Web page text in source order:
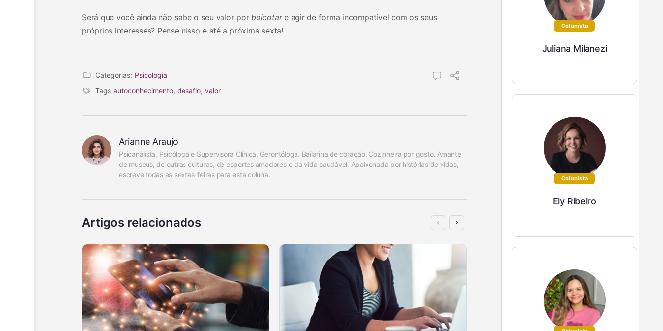
Será que você ainda não sabe o seu valor por boicotare agir de forma incompatível com os seus
próprios interesses? Pense nisso e até a próxima sexta!
Categorias: Psicologia
Tags autoconhecimento, desafio, valor
Arianne Araujo
Psicanalista, Psicóloga e Supervisora Clínica, Gerontóloga. Bailarina de coração. Cozinheira por gosto. Amante
de museus, de outras culturas, de esportes amadores e da vida saudável. Apaixonada por histórias de vidas,
escreve todas as sextas-feiras para esta coluna.
Artigos relacionados
Colunista
Juliana Milanezi
Colunista
Ely Ribeiro